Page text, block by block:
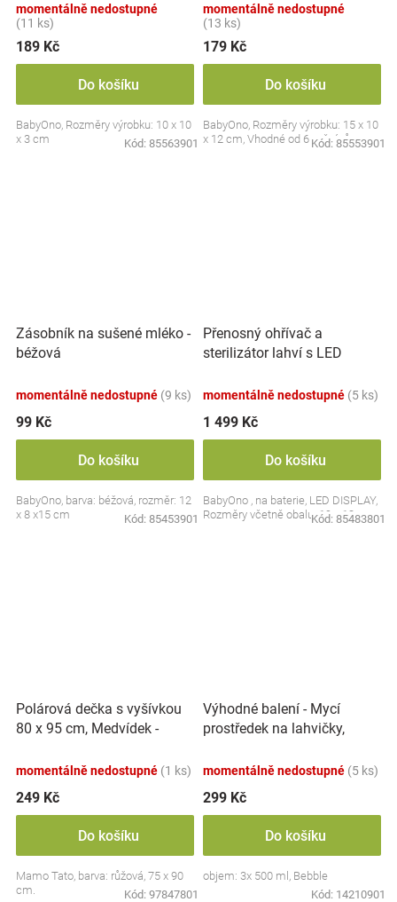
momentálně nedostupné
(11 ks)
189 Kč
Do košíku
BabyOno, Rozměry výrobku: 10 x 10
x 3 cm
Kód: 85563901
momentálně nedostupné
(13 ks)
179 Kč
Do košíku
BabyOno, Rozměry výrobku: 15 x 10
x 12 cm, Vhodné od 6 měsíců
Kód: 85553901
Zásobník na sušené mléko -
béžová
momentálně nedostupné (9 ks)
99 Kč
Do košíku
BabyOno, barva: béžová, rozměr: 12
x 8 x15 cm
Kód: 85453901
Přenosný ohřívač a
sterilizátor lahví s LED
momentálně nedostupné (5 ks)
1 499 Kč
Do košíku
BabyOno , na baterie, LED DISPLAY,
Rozměry včetně obalu: 19 x 13 cm.
Kód: 85483801
Polárová dečka s vyšívkou
80 x 95 cm, Medvídek -
momentálně nedostupné (1 ks)
249 Kč
Do košíku
Mamo Tato, barva: růžová, 75 x 90
cm.
Kód: 97847801
Výhodné balení - Mycí
prostředek na lahvičky,
momentálně nedostupné (5 ks)
299 Kč
Do košíku
objem: 3x 500 ml, Bebble
Kód: 14210901